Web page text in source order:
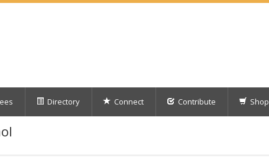
Directory Connect Contribute Shop